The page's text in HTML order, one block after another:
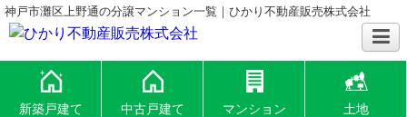
神戸市灘区上野通の分譲マンション一覧｜ひかり不動産販売株式会社
新築戸建て 中古戸建て マンション 土地